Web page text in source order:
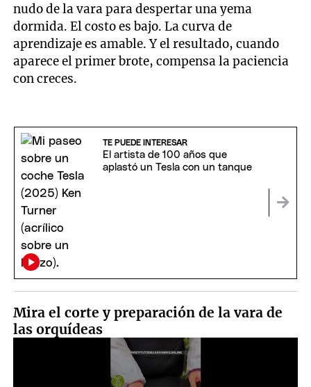
nudo de la vara para despertar una yema
dormida. El costo es bajo. La curva de
aprendizaje es amable. Y el resultado, cuando
aparece el primer brote, compensa la paciencia
con creces.
TE PUEDE INTERESAR
El artista de 100 años que
aplastó un Tesla con un tanque
Mira el corte y preparación de la vara de
las orquídeas